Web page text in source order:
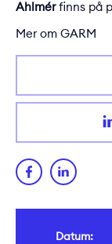
Datum:
Ahlmérfinns på
Mer om GARM